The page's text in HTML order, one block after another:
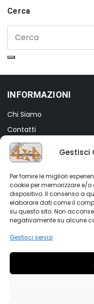
Gestisci
Per fornire le migliori
cookie per memorizzare e/
dispositivo. Il consenso a
elaborare dati come il
su questo sito. Non
negativamente su alcune
Gestisci servizi
Cerca
INFORMAZIONI
Chi Siamo
Contatti
Termini e Condizioni
Privacy Policy
Cookie Policy (UE)
SHOP
Shop
My account
Wishlist